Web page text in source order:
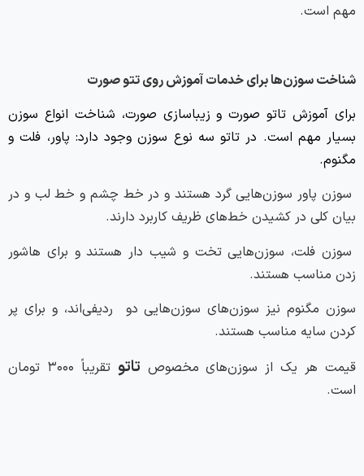
مهم است.
شناخت سوزن‌ها برای خدمات آموزش روی تتو صورت
برایآموزش تاتو صورتو زیباسازی صورت، شناخت انواع سوزن
بسیار مهم است. در تاتو سه نوع سوزن وجود دارد: پاور، فلت و
مگنوم.
سوزن پاور سوزن‌هایی گرد هستند و در خط چشم و خط لب و در
بیان کلی در کشیدن خط‌های ظریف کاربرد دارند.
سوزن فلت، سوزن‌هایی تخت و شیب دار هستند و برای هاشور
زدن مناسب هستند.
سوزن مگنوم نیز سوزن‌های سوزن‌هایی دو ردیفی‌اند، و برای پر
کردن سایه مناسب هستند.
قیمت هر یک از سوزن‌های مخصوص تاتو
تقریباً ۳۰۰۰ تومان
است.